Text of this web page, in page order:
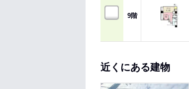
9階
近くにある建物